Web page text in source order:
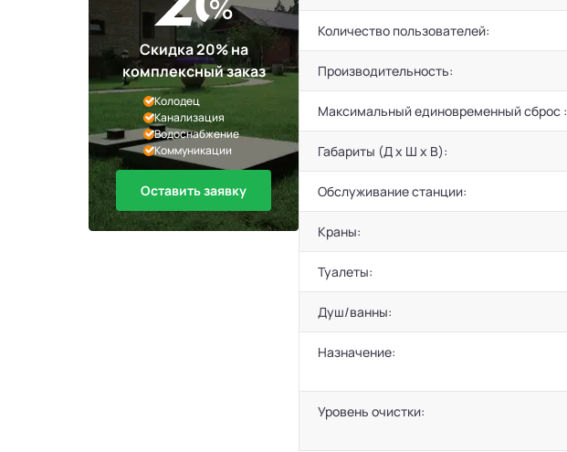
Скидка 20% на
комплексный заказ
Колодец
Канализация
Водоснабжение
Коммуникации
Оставить заявку
Количество пользователей:
Производительность:
Максимальный единовременный сброс :
Габариты (Д х Ш х В):
Обслуживание станции:
Краны:
Туалеты:
Душ/ванны:
Назначение:
Уровень очистки: